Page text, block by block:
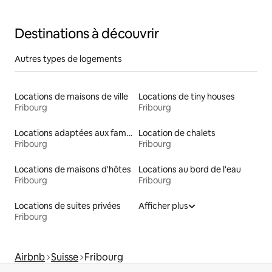
Destinations à découvrir
Autres types de logements
Locations de maisons de ville
Fribourg
Locations de tiny houses
Fribourg
Locations adaptées aux familles
Fribourg
Location de chalets
Fribourg
Locations de maisons d'hôtes
Fribourg
Locations au bord de l'eau
Fribourg
Locations de suites privées
Fribourg
Afficher plus
Airbnb Suisse Fribourg